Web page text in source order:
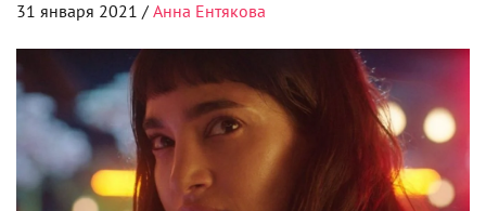
31 января 2021 / Анна Ентякова